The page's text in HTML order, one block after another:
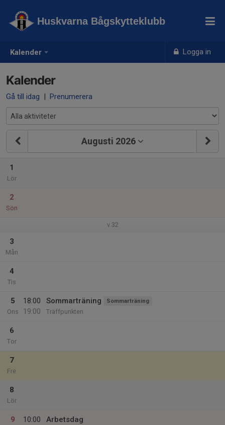
Kalender Logga in
Huskvarna Bågskytteklubb
Kalender
Gå till idag | Prenumerera
Augusti 2026
1
Lör
2
Sön
v.32
3
Mån
4
Tis
5
Ons
18:00
19:00
Sommarträning Sommarträning
Träffpunkten
6
Tor
7
Fre
8
Lör
9
10:00
Arbetsdag